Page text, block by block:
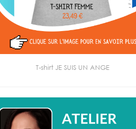
T-shirt JE SUIS UN ANGE